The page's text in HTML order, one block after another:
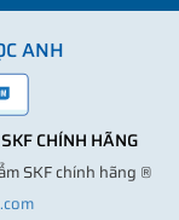
ANH
CHÍNH HÃNG
SKF chính hãng ®